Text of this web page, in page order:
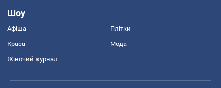
Шоу
Афіша Плітки
Краса Мода
Жіночий журнал